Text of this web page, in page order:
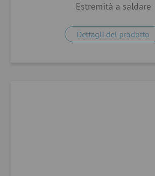
Estremità a saldare
Dettagli del prodotto